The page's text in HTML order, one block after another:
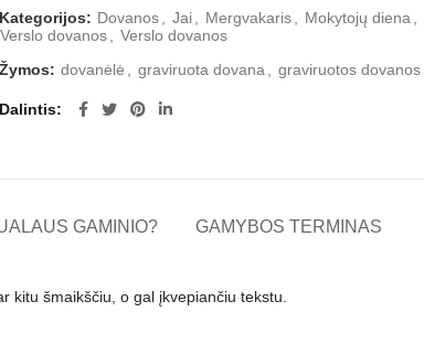
Kategorijos: Dovanos Jai Mergvakaris Mokytojų diena
Verslo dovanos
Verslo dovanos
Žymos: dovanėlė graviruota dovana graviruotos dovanos
Dalintis
GAMINIO? GAMYBOS TERMINAS
kitu šmaikščiu, o gal įkvepiančiu tekstu.